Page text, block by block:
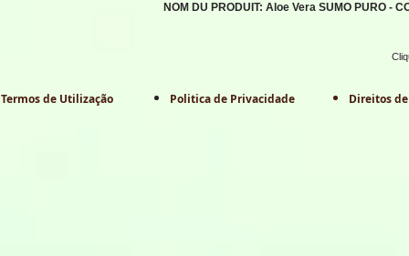
NOM DU PRODUIT: Aloe Vera SUMO PURO -
Termos de Utilização Politica de Privacidade Direitos